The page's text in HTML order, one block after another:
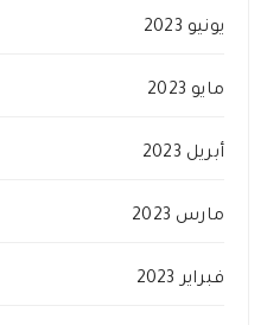
يونيو 2023
مايو 2023
أبريل 2023
مارس 2023
فبراير 2023